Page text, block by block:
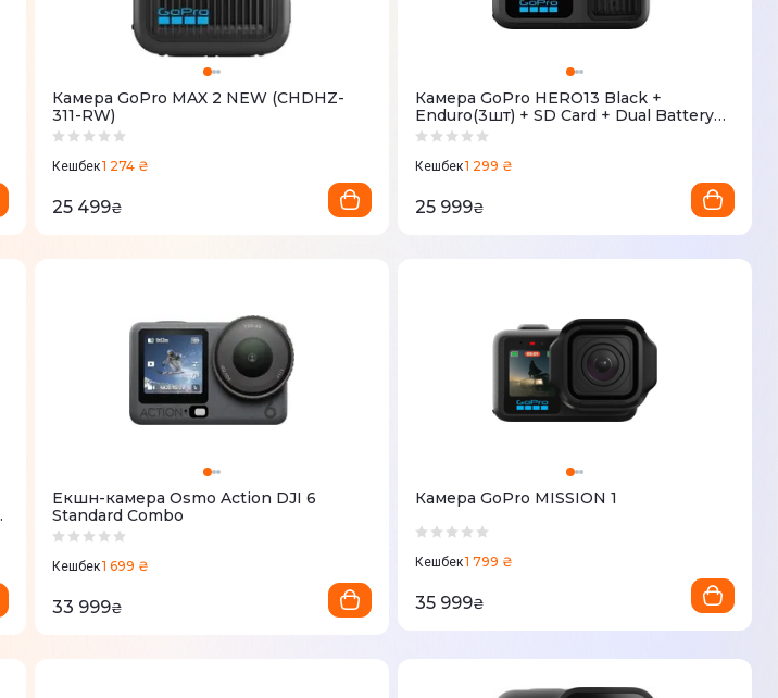
Камера GoPro MAX 2 NEW (CHDHZ-
311-RW)
Кешбек1 274 ₴
25 499₴
Камера GoPro HERO13 Black +
Enduro(3шт) + SD Card + Dual Battery
Charger + Сase (CHDRB-134-RW)
Кешбек1 299 ₴
25 999₴
Екшн-камера Osmo Action DJI 6
Standard Combo
Кешбек1 699 ₴
33 999₴
Камера GoPro MISSION 1
Кешбек1 799 ₴
35 999₴